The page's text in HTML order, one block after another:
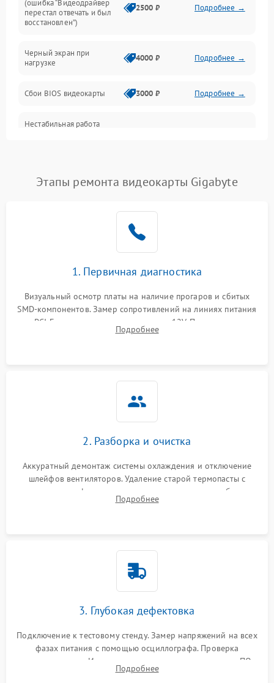
Интерфейсные и коммуникационные проблемы
Электропитание
ПО
Электронные компоненты
Общие поломки
Механические повреждения
(ошибка “Видеодрайвер
перестал отвечать и был
восстановлен”)
2500 ₽ Подробнее →
Черный экран при
нагрузке
4000 ₽ Подробнее →
Сбои BIOS видеокарты 3000 ₽ Подробнее →
Нестабильная работа
Этапы ремонта видеокарты Gigabyte
1. Первичная диагностика
Визуальный осмотр платы на наличие прогаров и сбитых
SMD-компонентов. Замер сопротивлений на линиях питания
PCI-E и дополнительных разъемах 12V. Проверка на
короткое замыкание основных дросселей питания GPU и
Подробнее
2. Разборка и очистка
Аккуратный демонтаж системы охлаждения и отключение
шлейфов вентиляторов. Удаление старой термопасты с
кристалла графического чипа и термопрокладок с банок
памяти и зоны VRM. Очистка платы от пыли и окислов.
Подробнее
3. Глубокая дефектовка
Подключение к тестовому стенду. Замер напряжений на всех
фазах питания с помощью осциллографа. Проверка
инициализации. Использование специализированного ПО
MATS
Подробнее